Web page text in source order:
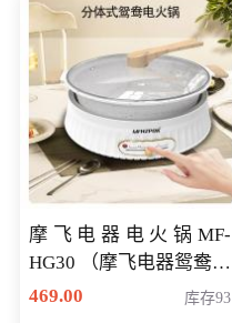
摩飞电器电火锅MF-
HG30 （摩飞电器鸳鸯锅
MF-HG30 ） 会员专享价
469.00 库存93